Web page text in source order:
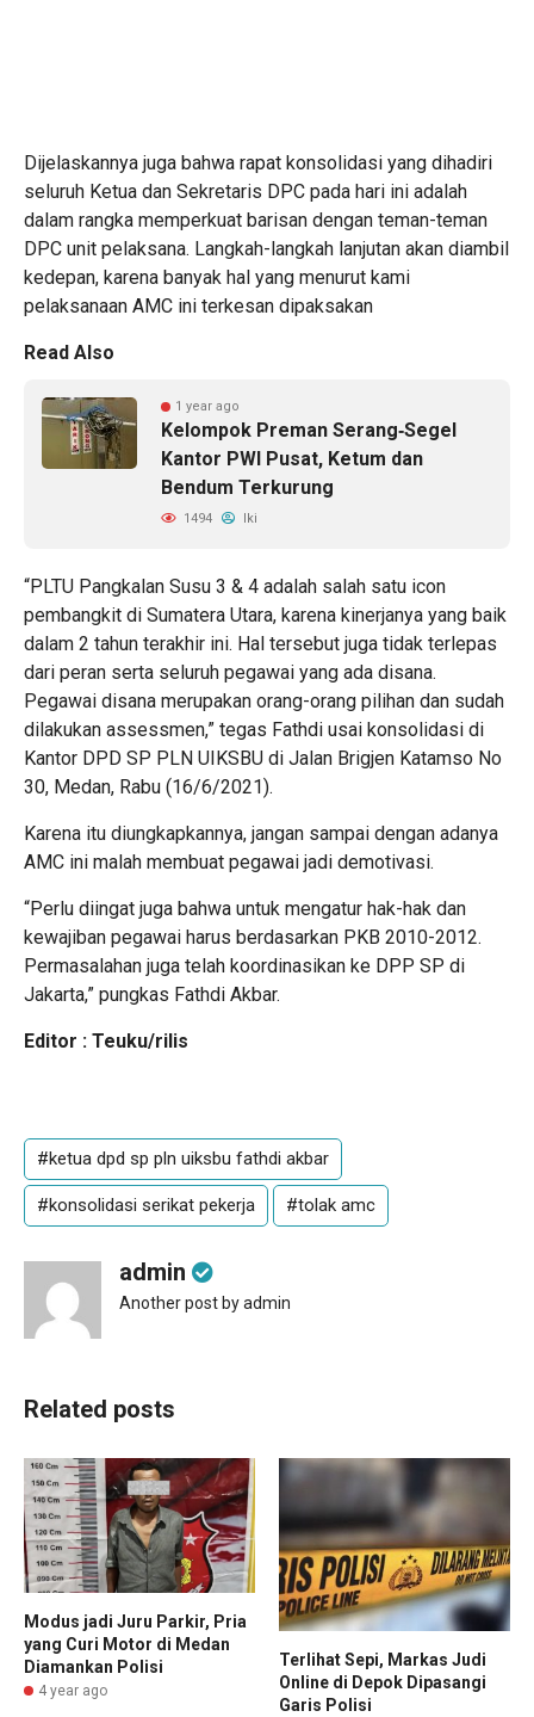
Dijelaskannya juga bahwa rapat konsolidasi yang dihadiri
seluruh Ketua dan Sekretaris DPC pada hari ini adalah
dalam rangka memperkuat barisan dengan teman-teman
DPC unit pelaksana. Langkah-langkah lanjutan akan diambil
kedepan, karena banyak hal yang menurut kami
pelaksanaan AMC ini terkesan dipaksakan
Read Also
1 year ago
Kelompok Preman Serang‐Segel
Kantor PWI Pusat, Ketum dan
Bendum Terkurung
1494 Iki
“PLTU Pangkalan Susu 3 & 4 adalah salah satu icon
pembangkit di Sumatera Utara, karena kinerjanya yang baik
dalam 2 tahun terakhir ini. Hal tersebut juga tidak terlepas
dari peran serta seluruh pegawai yang ada disana.
Pegawai disana merupakan orang-orang pilihan dan sudah
dilakukan assessmen,” tegas Fathdi usai konsolidasi di
Kantor DPD SP PLN UIKSBU di Jalan Brigjen Katamso No
30, Medan, Rabu (16/6/2021).
Karena itu diungkapkannya, jangan sampai dengan adanya
AMC ini malah membuat pegawai jadi demotivasi.
“Perlu diingat juga bahwa untuk mengatur hak-hak dan
kewajiban pegawai harus berdasarkan PKB 2010-2012.
Permasalahan juga telah koordinasikan ke DPP SP di
Jakarta,” pungkas Fathdi Akbar.
Editor : Teuku/rilis
#ketua dpd sp pln uiksbu fathdi akbar
#konsolidasi serikat pekerja #tolak amc
admin
Another post by admin
Related posts
Modus jadi Juru Parkir, Pria
yang Curi Motor di Medan
Diamankan Polisi
4 year ago
Terlihat Sepi, Markas Judi
Online di Depok Dipasangi
Garis Polisi